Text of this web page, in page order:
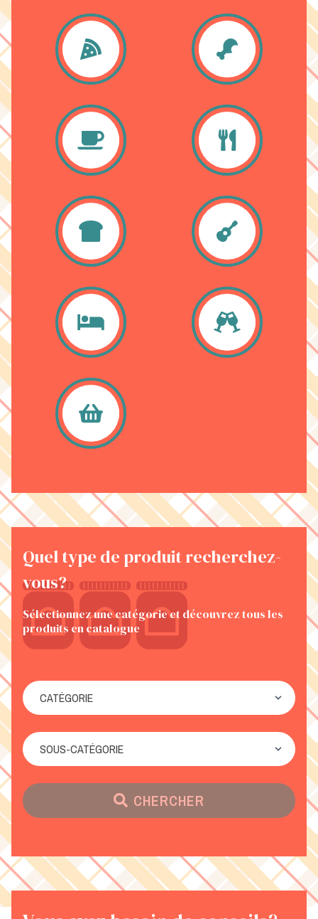
Quel type de produit recherchez-
vous?
Sélectionnez une catégorie et découvrez tous les
produits en catalogue
CHERCHER